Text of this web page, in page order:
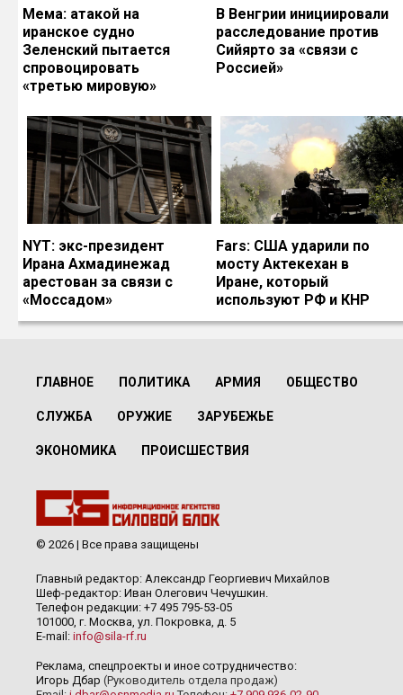
Мема: атакой на
иранское судно
Зеленский пытается
спровоцировать
«третью мировую»
В Венгрии инициировали
расследование против
Сийярто за «связи с
Россией»
NYT: экс-президент
Ирана Ахмадинежад
арестован за связи с
«Моссадом»
Fars: США ударили по
мосту Актекехан в
Иране, который
используют РФ и КНР
ГЛАВНОЕ ПОЛИТИКА АРМИЯ ОБЩЕСТВО
СЛУЖБА ОРУЖИЕ ЗАРУБЕЖЬЕ
ЭКОНОМИКА ПРОИСШЕСТВИЯ
© 2026 | Все права защищены
Главный редактор: Александр Георгиевич Михайлов
Шеф-редактор: Иван Олегович Чечушкин.
Телефон редакции: +7 495 795-53-05
101000, г. Москва, ул. Покровка, д. 5
E-mail: info@sila-rf.ru
Реклама, спецпроекты и иное сотрудничество:
Игорь Дбар (Руководитель отдела продаж)